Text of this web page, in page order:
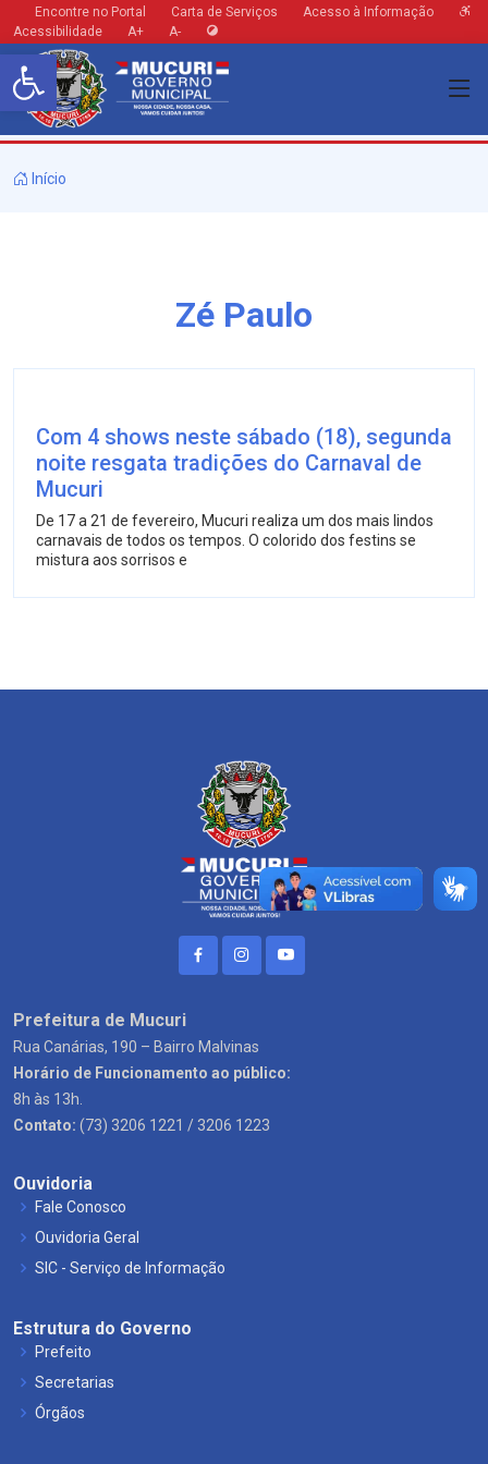
Barra de Ferramentas Aberta
Encontre no Portal Carta de Serviços
Acesso à Informação
Acessibilidade
A+ A-
Início
Zé Paulo
Com 4 shows neste sábado (18), segunda
noite resgata tradições do Carnaval de
Mucuri
De 17 a 21 de fevereiro, Mucuri realiza um dos mais lindos
carnavais de todos os tempos. O colorido dos festins se
mistura aos sorrisos e
Prefeitura de Mucuri
Rua Canárias, 190 – Bairro Malvinas
Horário de Funcionamento ao público:
8h às 13h.
Contato: (73) 3206 1221 / 3206 1223
Ouvidoria
Fale Conosco
Ouvidoria Geral
SIC - Serviço de Informação
Estrutura do Governo
Prefeito
Secretarias
Órgãos